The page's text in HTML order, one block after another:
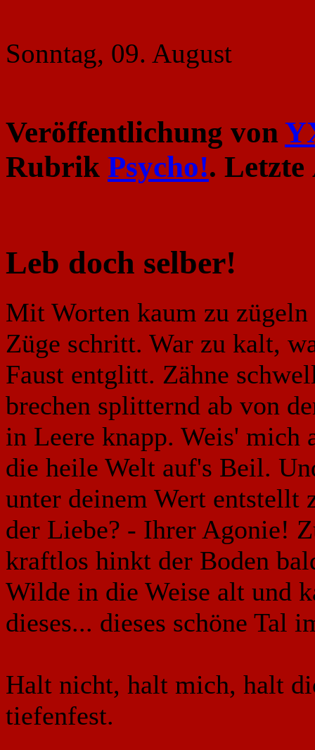
Sonntag, 09. August
Veröffentlichung von
Rubrik Psycho!. Letzte
Leb doch selber!
Mit Worten kaum zu
Züge schritt. War zu kalt,
Faust entglitt. Zähne
brechen splitternd ab von
in Leere knapp. Weis'
die heile Welt auf's Beil.
unter deinem Wert
der Liebe? - Ihrer Agonie!
kraftlos hinkt der Boden
Wilde in die Weise alt und
dieses... dieses schöne Tal
Halt nicht, halt mich, halt
tiefenfest.